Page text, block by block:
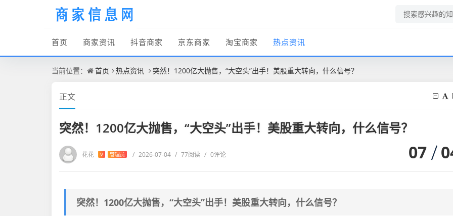
首页 商家资讯 抖音商家 京东商家 淘宝商家 热点资讯
当前位置： 首页 热点资讯 突然！1200亿大抛售，“大空头”出手！美股重大转向，什么信号？
正文
突然！1200亿大抛售，“大空头”出手！美股重大转向，什么信号？
花花 V 管理员 / 2026-07-04 / 77阅读 / 0评论 07
突然！1200亿大抛售，“大空头”出手！美股重大转向，什么信号？